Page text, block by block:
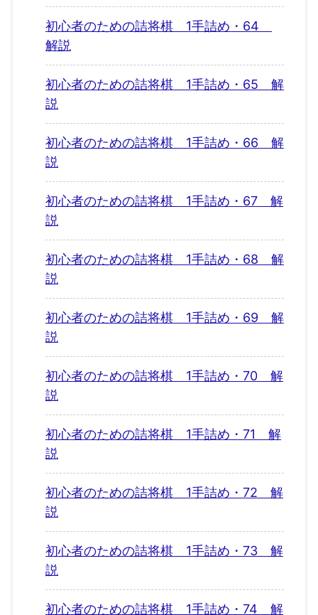
初心者のための詰将棋 1手詰め・64
解説
初心者のための詰将棋 1手詰め・65 解
説
初心者のための詰将棋 1手詰め・66 解
説
初心者のための詰将棋 1手詰め・67 解
説
初心者のための詰将棋 1手詰め・68 解
説
初心者のための詰将棋 1手詰め・69 解
説
初心者のための詰将棋 1手詰め・70 解
説
初心者のための詰将棋 1手詰め・71 解
説
初心者のための詰将棋 1手詰め・72 解
説
初心者のための詰将棋 1手詰め・73 解
説
初心者のための詰将棋 1手詰め・74 解